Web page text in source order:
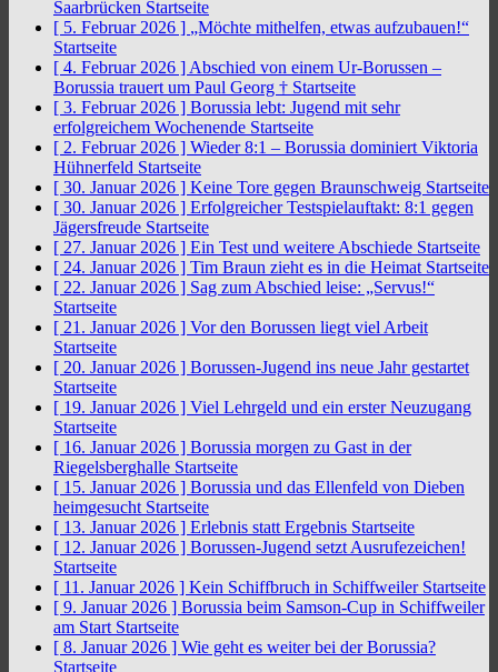
Saarbrücken Startseite
[ 5. Februar 2026 ] „Möchte mithelfen, etwas aufzubauen!“
Startseite
[ 4. Februar 2026 ] Abschied von einem Ur-Borussen –
Borussia trauert um Paul Georg † Startseite
[ 3. Februar 2026 ] Borussia lebt: Jugend mit sehr
erfolgreichem Wochenende Startseite
[ 2. Februar 2026 ] Wieder 8:1 – Borussia dominiert Viktoria
Hühnerfeld Startseite
[ 30. Januar 2026 ] Keine Tore gegen Braunschweig Startseite
[ 30. Januar 2026 ] Erfolgreicher Testspielauftakt: 8:1 gegen
Jägersfreude Startseite
[ 27. Januar 2026 ] Ein Test und weitere Abschiede Startseite
[ 24. Januar 2026 ] Tim Braun zieht es in die Heimat Startseite
[ 22. Januar 2026 ] Sag zum Abschied leise: „Servus!“
Startseite
[ 21. Januar 2026 ] Vor den Borussen liegt viel Arbeit
Startseite
[ 20. Januar 2026 ] Borussen-Jugend ins neue Jahr gestartet
Startseite
[ 19. Januar 2026 ] Viel Lehrgeld und ein erster Neuzugang
Startseite
[ 16. Januar 2026 ] Borussia morgen zu Gast in der
Riegelsberghalle Startseite
[ 15. Januar 2026 ] Borussia und das Ellenfeld von Dieben
heimgesucht Startseite
[ 13. Januar 2026 ] Erlebnis statt Ergebnis Startseite
[ 12. Januar 2026 ] Borussen-Jugend setzt Ausrufezeichen!
Startseite
[ 11. Januar 2026 ] Kein Schiffbruch in Schiffweiler Startseite
[ 9. Januar 2026 ] Borussia beim Samson-Cup in Schiffweiler
am Start Startseite
[ 8. Januar 2026 ] Wie geht es weiter bei der Borussia?
Startseite